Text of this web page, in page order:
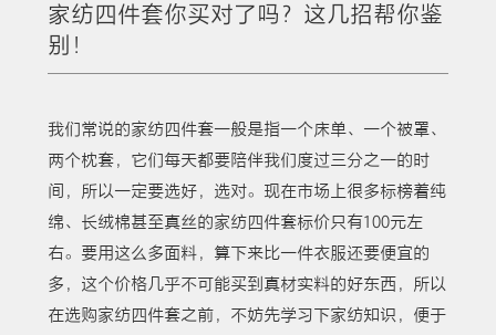
家纺四件套你买对了吗？这几招帮你鉴
别！
我们常说的家纺四件套一般是指一个床单、一个被罩、
两个枕套，它们每天都要陪伴我们度过三分之一的时
间，所以一定要选好，选对。现在市场上很多标榜着纯
绵、长绒棉甚至真丝的家纺四件套标价只有100元左
右。要用这么多面料，算下来比一件衣服还要便宜的
多，这个价格几乎不可能买到真材实料的好东西，所以
在选购家纺四件套之前，不妨先学习下家纺知识，便于